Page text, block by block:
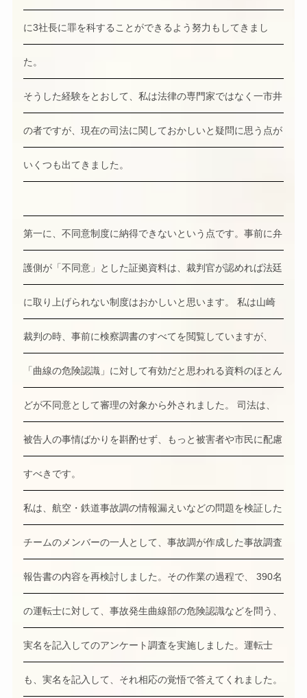
に3社長に罪を科することができるよう努力もしてきまし
た。
そうした経験をとおして、私は法律の専門家ではなく一市井
の者ですが、現在の司法に関しておかしいと疑問に思う点が
いくつも出てきました。
第一に、不同意制度に納得できないという点です。事前に弁
護側が「不同意」とした証拠資料は、裁判官が認めれば法廷
に取り上げられない制度はおかしいと思います。 私は山崎
裁判の時、事前に検察調書のすべてを閲覧していますが、
「曲線の危険認識」に対して有効だと思われる資料のほとん
どが不同意として審理の対象から外されました。 司法は、
被告人の事情ばかりを斟酌せず、もっと被害者や市民に配慮
すべきです。
私は、航空・鉄道事故調の情報漏えいなどの問題を検証した
チームのメンバーの一人として、事故調が作成した事故調査
報告書の内容を再検討しました。その作業の過程で、 390名
の運転士に対して、事故発生曲線部の危険認識などを問う、
実名を記入してのアンケート調査を実施しました。運転士
も、実名を記入して、それ相応の覚悟で答えてくれました。